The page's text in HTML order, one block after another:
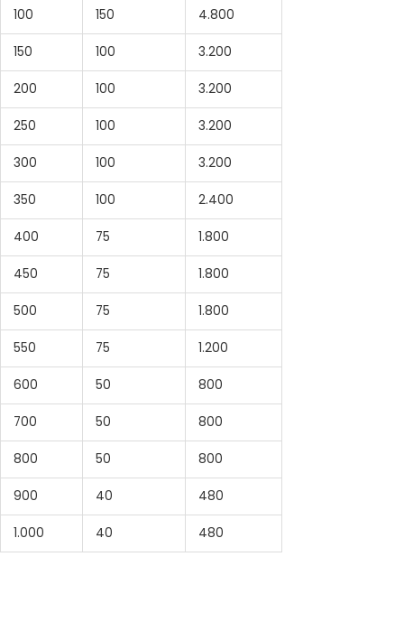
100 150 4.800
150 100 3.200
200 100 3.200
250 100 3.200
300 100 3.200
350 100 2.400
400 75 1.800
450 75 1.800
500 75 1.800
550 75 1.200
600 50 800
700 50 800
800 50 800
900 40 480
1.000 40 480